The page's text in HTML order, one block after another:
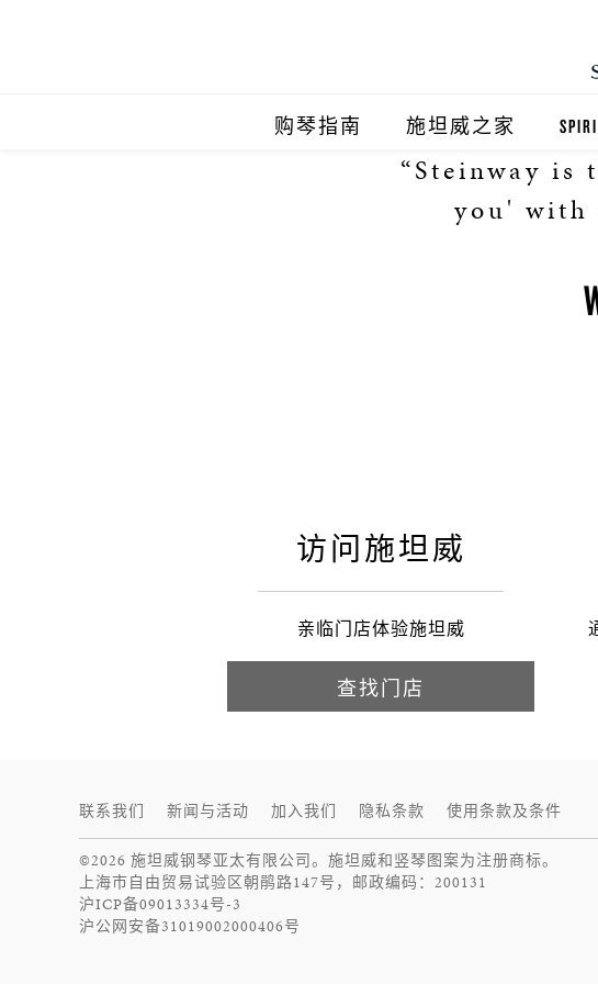
购琴指南 施坦威之家
施坦威之家北京
“Steinway
you' with
访问施坦威
亲临门店体验施坦威
查找门店
联系我们 新闻与活动 加入我们 隐私条款 使用条款及条件
©2026 施坦威钢琴亚太有限公司。施坦威和竖琴图案为注册商标。
上海市自由贸易试验区朝鹃路147号，邮政编码：200131
沪ICP备09013334号-3
沪公网安备31019002000406号